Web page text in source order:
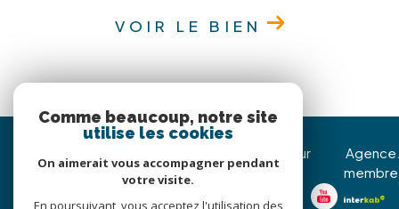
VOIR LE BIEN
Nous suivre sur
Agence
membre
Comme beaucoup, notre site
utilise les cookies
On aimerait vous accompagner pendant
votre visite.
En poursuivant, vous acceptez l'utilisation des